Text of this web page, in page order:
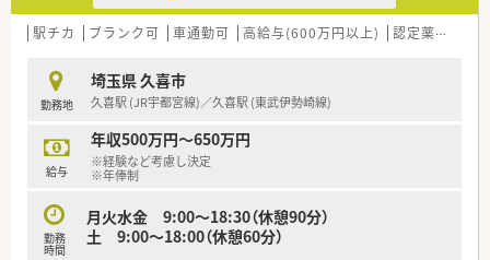
＜充実の研修制度＞
■週に1回の薬剤師会研修、年に1回の社内学術研修、随時メーカ
あります。
■学術大会等に参加する場合はレポート出せば交通費や宿泊費
まで会社が補助されています。
駅チカ ブランク可 車通勤可 高給与(600万円以上) 認定薬剤師取得支援あり
勤務地
埼玉県 久喜市
久喜駅 (JR宇都宮線)／久喜駅 (東武伊勢崎線)
給与
年収500万円～650万円
※経験など考慮し決定
※年俸制
勤務
時間
月火水金 9:00～18:30（休憩90分）
土 9:00～18:00（休憩60分）